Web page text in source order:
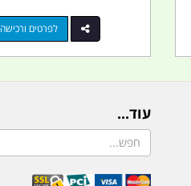
לפרטים ורכישה
עוד...